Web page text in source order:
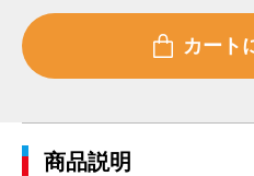
商品説明